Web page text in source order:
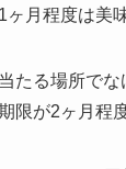
いる場合、
。